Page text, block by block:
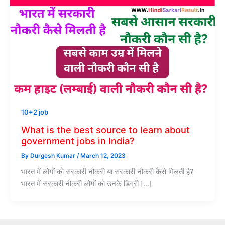
10+2 job
What is the best source to learn about
government jobs in India?
By Durgesh Kumar /March 12, 2023
भारत में लोगों को सरकारी नौकरी या सरकारी नौकरी कैसे मिलती है?
भारत में सरकारी नौकरी लोगों को उनके डिग्री […]